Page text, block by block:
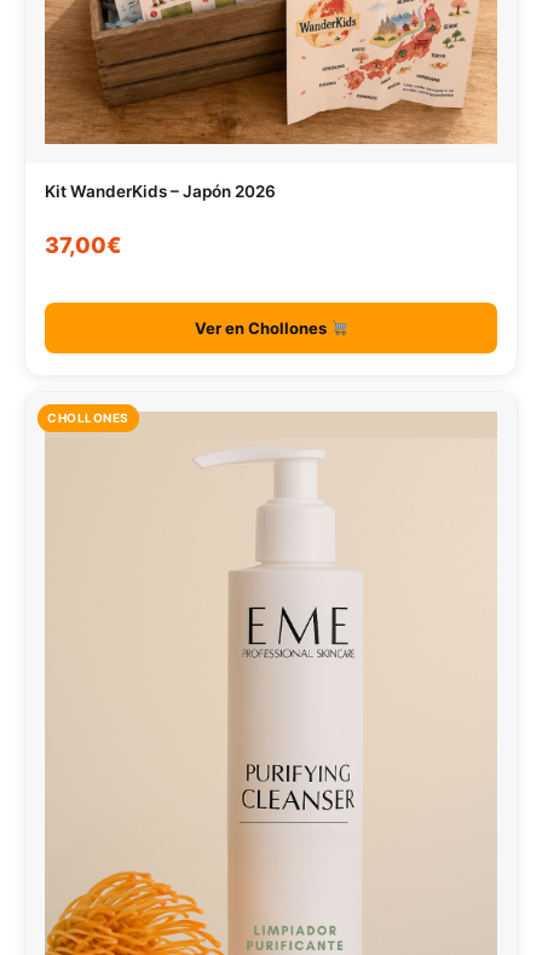
Kit WanderKids – Japón 2026
37,00€
Ver en Chollones
CHOLLONES